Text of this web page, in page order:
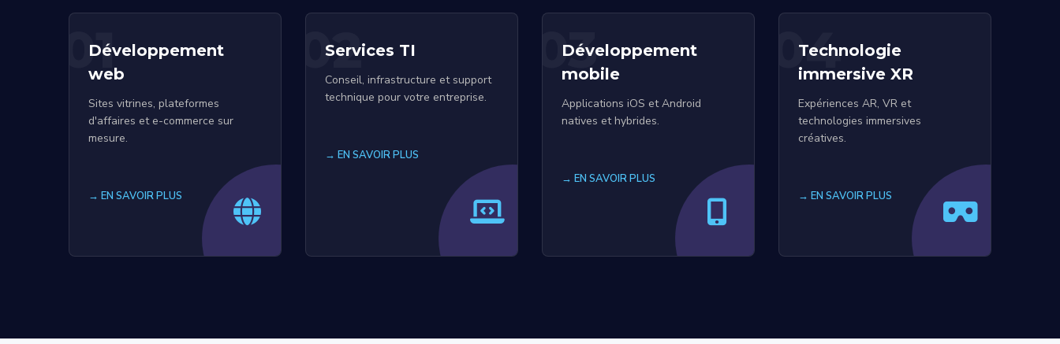
01
Développement
web
Sites vitrines, plateformes
d'affaires et e-commerce sur
mesure.
→ EN SAVOIR PLUS
02
Services TI
Conseil, infrastructure et support
technique pour votre entreprise.
→ EN SAVOIR PLUS
03
Développement
mobile
Applications iOS et Android
natives et hybrides.
→ EN SAVOIR PLUS
04
Technologie
immersive XR
Expériences AR, VR et
technologies immersives
créatives.
→ EN SAVOIR PLUS